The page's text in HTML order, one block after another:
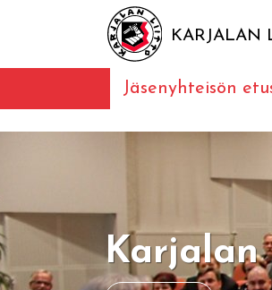
KARJALAN
Jäsenyhteisön
Karjalan